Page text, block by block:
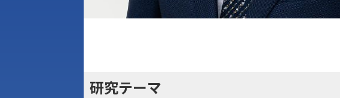
研究テーマ